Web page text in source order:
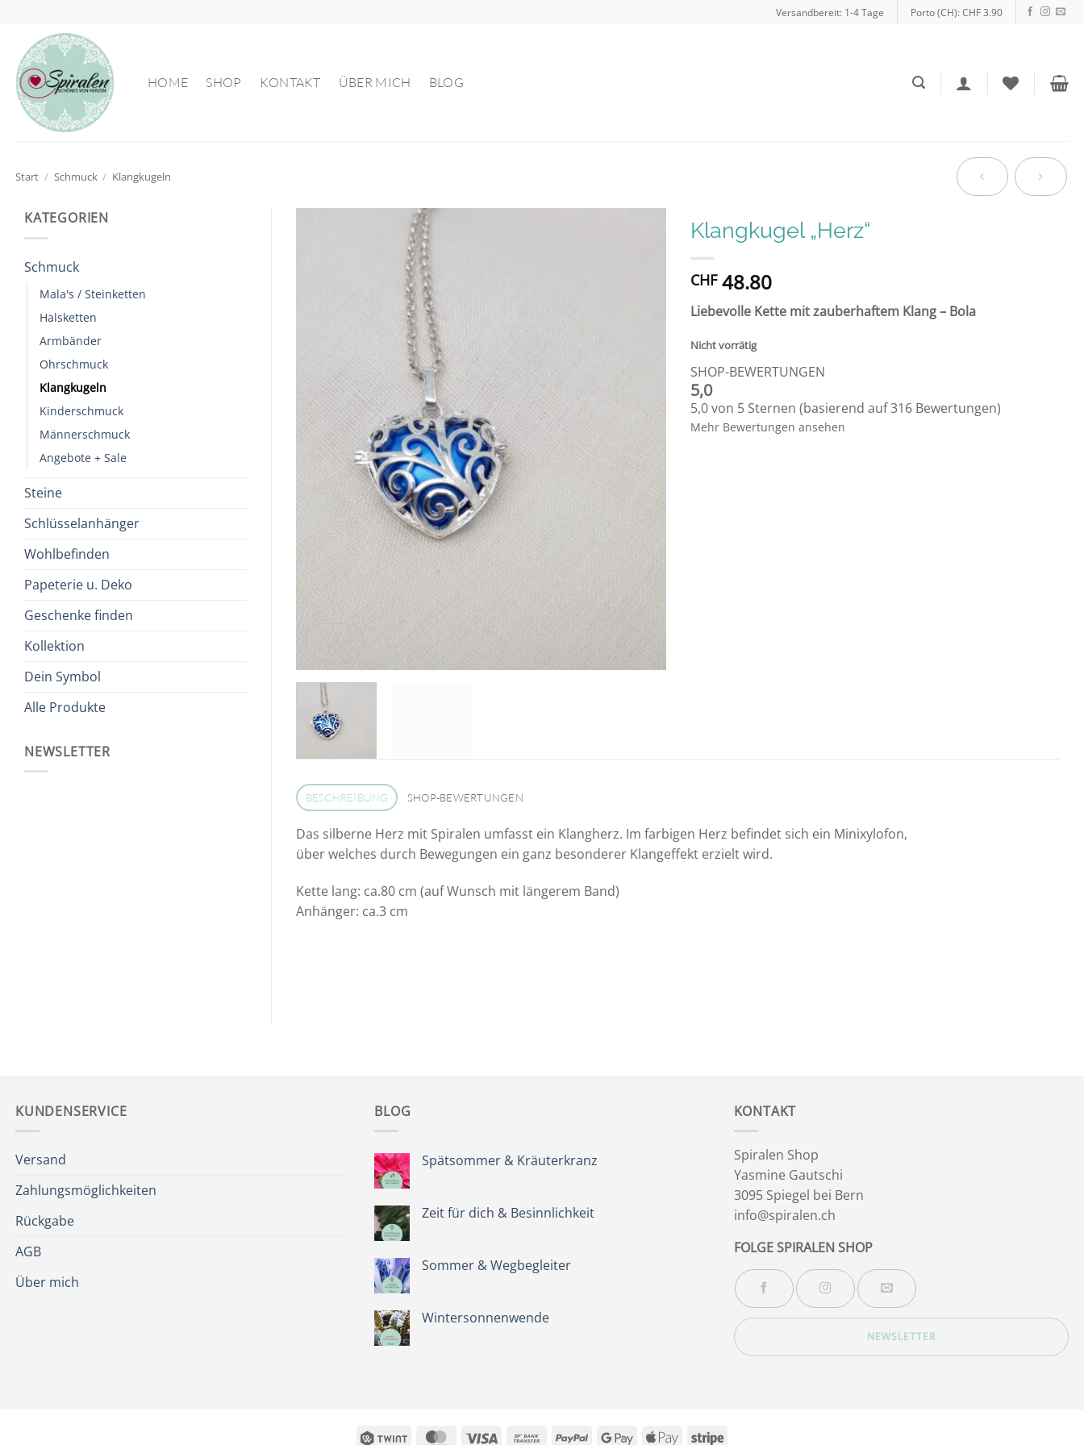
springen
Versandbereit: 1-4 Tage Porto (CH): CHF 3.90
HOME SHOP KONTAKT ÜBER MICH BLOG
Start / Schmuck / Klangkugeln
KATEGORIEN
Schmuck
Mala's / Steinketten
Halsketten
Armbänder
Ohrschmuck
Klangkugeln
Kinderschmuck
Männerschmuck
Angebote + Sale
Steine
Schlüsselanhänger
Wohlbefinden
Papeterie u. Deko
Geschenke finden
Kollektion
Dein Symbol
Alle Produkte
NEWSLETTER
Klangkugel „Herz“
CHF48.80
Liebevolle Kette mit zauberhaftem Klang – Bola
Nicht vorrätig
SHOP-BEWERTUNGEN
5,0
5,0 von 5 Sternen (basierend auf 316 Bewertungen)
Mehr Bewertungen ansehen
BESCHREIBUNG SHOP-BEWERTUNGEN
Das silberne Herz mit Spiralen umfasst ein Klangherz. Im farbigen Herz befindet sich ein Minixylofon,
über welches durch Bewegungen ein ganz besonderer Klangeffekt erzielt wird.
Kette lang: ca.80 cm (auf Wunsch mit längerem Band)
Anhänger: ca.3 cm
KUNDENSERVICE
Versand
Zahlungsmöglichkeiten
Rückgabe
AGB
Über mich
BLOG
Spätsommer & Kräuterkranz
Spätsommer
&
Zeit für dich & Besinnlichkeit
Zeit
für
Sommer & Wegbegleiter
Sommer
&
Wintersonnenwende
KONTAKT
Spiralen Shop
Yasmine Gautschi
3095 Spiegel bei Bern
info@spiralen.ch
FOLGE SPIRALEN SHOP
NEWSLETTER
Twint MasterCard
Visa Bank PayPal Google Apple Stripe